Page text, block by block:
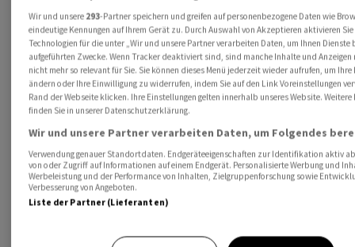
      Philippe Royer übernimmt VR-Präsidium
Erwirbt verbleibenden 40%-Anteil an Bereich Structural
- Implenia H1: Umsatz 1731 Mio Fr. (AWP-Konsens: 1755 Mio)
               EBIT 49,9 Mio Fr. (AWP-Konsens: 37,2 Mio)
               EBIT-Marge 2,9% (AWP-Konsens: 2,1%)
               Reingewinn 32,7 Mio Fr. (AWP-Konsens: 19,0 Mio)
2023: Alle Ziele bestätigt - EBIT von rund 120 Mio Fr.
Kurz- bis mittelfristiges EBIT-Margenziel von rund
Mittel- bis langfristiges EBIT-Margenziel von über
Wir und unsere 293-Partner speichern und greifen auf personenbezogene Daten wie
eindeutige Kennungen auf Ihrem Gerät zu. Durch Auswahl von Akzeptieren aktivieren
Technologien für die unter „Wir und unsere Partner verarbeiten Daten, um Ihnen
aufgeführten Zwecke. Wenn Tracker deaktiviert sind, sind manche Inhalte und Anzeigen
nicht mehr so relevant für Sie. Sie können dieses Menü jederzeit wieder aufrufen, um
ändern oder Ihre Einwilligung zu widerrufen, indem Sie auf den Link Voreinstellungen
Rand der Webseite klicken. Ihre Einstellungen gelten innerhalb unseres Website.
finden Sie in unserer Datenschutzerklärung.
Wir und unsere Partner verarbeiten Daten, um Folgendes
Verwendung genauer Standortdaten. Endgeräteeigenschaften zur Identifikation aktiv
von oder Zugriff auf Informationen auf einem Endgerät. Personalisierte Werbung und
Werbeleistung und der Performance von Inhalten, Zielgruppenforschung sowie
Verbesserung von Angeboten.
Liste der Partner (Lieferanten)